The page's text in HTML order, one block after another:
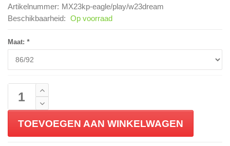
Artikelnummer: MX23kp-eagle/play/w23dream
Beschikbaarheid: Op voorraad
Maat: *
TOEVOEGEN AAN WINKELWAGEN